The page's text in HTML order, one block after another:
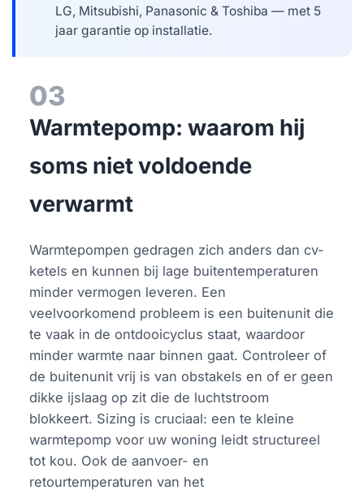
LG, Mitsubishi, Panasonic & Toshiba — met 5
jaar garantie op installatie.
03
Warmtepomp: waarom hij
soms niet voldoende
verwarmt
Warmtepompen gedragen zich anders dan cv-
ketels en kunnen bij lage buitentemperaturen
minder vermogen leveren. Een
veelvoorkomend probleem is een buitenunit die
te vaak in de ontdooicyclus staat, waardoor
minder warmte naar binnen gaat. Controleer of
de buitenunit vrij is van obstakels en of er geen
dikke ijslaag op zit die de luchtstroom
blokkeert. Sizing is cruciaal: een te kleine
warmtepomp voor uw woning leidt structureel
tot kou. Ook de aanvoer- en
retourtemperaturen van het